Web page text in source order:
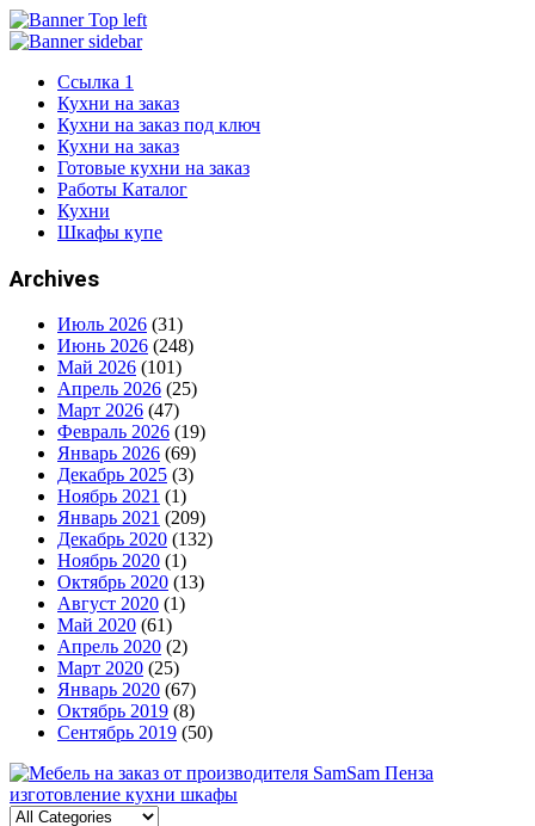
Ссылка 1
Кухни на заказ
Кухни на заказ под ключ
Кухни на заказ
Готовые кухни на заказ
Работы Каталог
Кухни
Шкафы купе
Archives
Июль 2026 (31)
Июнь 2026 (248)
Май 2026 (101)
Апрель 2026 (25)
Март 2026 (47)
Февраль 2026 (19)
Январь 2026 (69)
Декабрь 2025 (3)
Ноябрь 2021 (1)
Январь 2021 (209)
Декабрь 2020 (132)
Ноябрь 2020 (1)
Октябрь 2020 (13)
Август 2020 (1)
Май 2020 (61)
Апрель 2020 (2)
Март 2020 (25)
Январь 2020 (67)
Октябрь 2019 (8)
Сентябрь 2019 (50)